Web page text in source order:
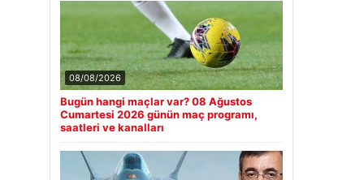
08/08/2026
Bugün hangi maçlar var? 08 Ağustos
Cumartesi 2026 günün maç programı,
saatleri ve kanalları